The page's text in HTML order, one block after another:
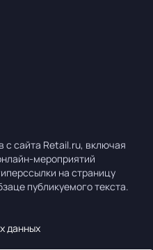
сайта Retail.ru, включая
мероприятий
на страницу
публикуемого текста.
данных